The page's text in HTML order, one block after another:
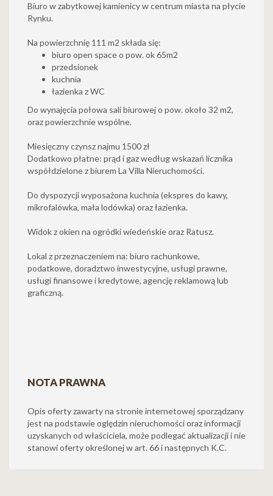
Biuro w zabytkowej kamienicy w centrum miasta na płycie
Rynku.
Na powierzchnię 111 m2 składa się:
biuro open space o pow. ok 65m2
przedsionek
kuchnia
łazienka z WC
Do wynajęcia połowa sali biurowej o pow. około 32 m2,
oraz powierzchnie wspólne.
Miesięczny czynsz najmu 1500 zł
Dodatkowo płatne: prąd i gaz według wskazań licznika
współdzielone z biurem La Villa Nieruchomości.
Do dyspozycji wyposażona kuchnia (ekspres do kawy,
mikrofalówka, mała lodówka) oraz łazienka.
Widok z okien na ogródki wiedeńskie oraz Ratusz.
Lokal z przeznaczeniem na: biuro rachunkowe,
podatkowe, doradztwo inwestycyjne, usługi prawne,
usługi finansowe i kredytowe, agencję reklamową lub
graficzną.
NOTA PRAWNA
Opis oferty zawarty na stronie internetowej sporządzany
jest na podstawie oględzin nieruchomości oraz informacji
uzyskanych od właściciela, może podlegać aktualizacji i nie
stanowi oferty określonej w art. 66 i następnych K.C.